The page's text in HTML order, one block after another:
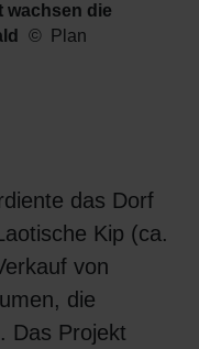
wachsen die
Plan
das Dorf
Kip (ca.
von
die
Das Projekt